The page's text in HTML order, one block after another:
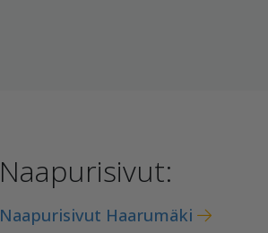
Naapurisivut:
Naapurisivut Haarumäki